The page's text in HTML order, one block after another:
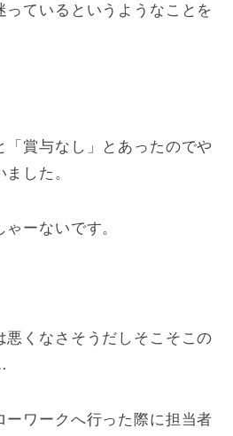
っているというようなことを
「賞与なし」とあったのでや
した。
ーないです。
悪くなさそうだしそこそこの
ーワークへ行った際に担当者